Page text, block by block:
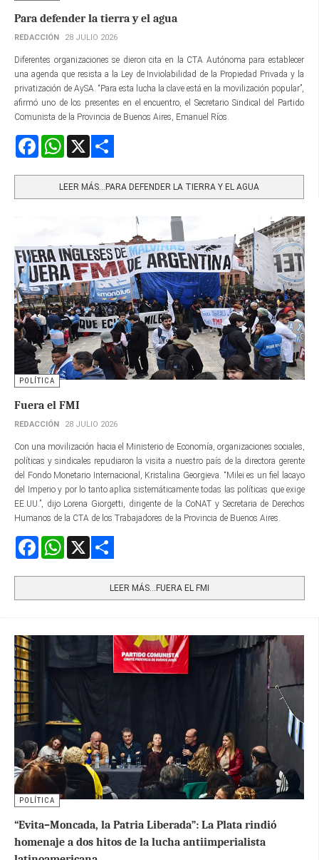
Para defender la tierra y el agua
REDACCIÓN 28 JULIO 2026
Diferentes organizaciones se dieron cita en la CTA Autónoma para establecer
una agenda que resista a la Ley de Inviolabilidad de la Propiedad Privada y la
privatización de AySA. “Para esta lucha la clave está en la movilización popular”,
afirmó uno de los presentes en el encuentro, el Secretario Sindical del Partido
Comunista de la Provincia de Buenos Aires, Emanuel Ríos.
FacebookWhatsApp
LEER MÁS…PARA DEFENDER LA TIERRA Y EL AGUA
POLÍTICA
Fuera el FMI
REDACCIÓN 28 JULIO 2026
Con una movilización hacia el Ministerio de Economía, organizaciones sociales,
políticas y sindicales repudiaron la visita a nuestro país de la directora gerente​
del Fondo Monetario Internacional, Kristalina Georgieva. “Milei es un fiel lacayo
del Imperio y por lo tanto aplica sistemáticamente todas las políticas que exige
EE.UU.”, dijo Lorena Giorgetti, dirigente de la CoNAT y Secretaria de Derechos
Humanos de la CTA de los Trabajadores de la Provincia de Buenos Aires.
FacebookWhatsApp
LEER MÁS…FUERA EL FMI
POLÍTICA
“Evita–Moncada, la Patria Liberada”: La Plata rindió
homenaje a dos hitos de la lucha antiimperialista